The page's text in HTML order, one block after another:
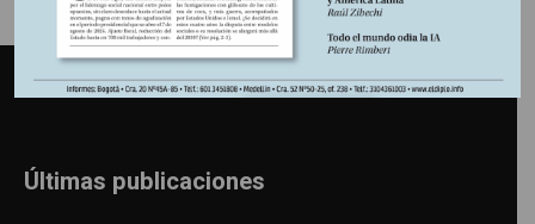
Últimas publicaciones